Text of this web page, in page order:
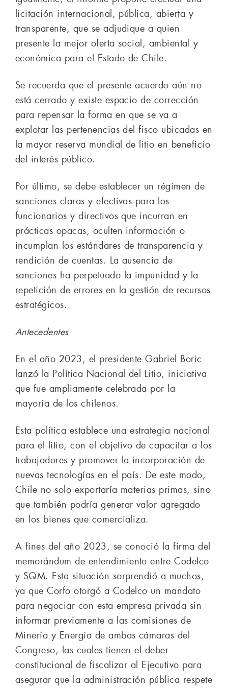
licitación internacional, pública, abierta y
transparente, que se adjudique a quien
presente la mejor oferta social, ambiental y
económica para el Estado de Chile.
Se recuerda que el presente acuerdo aún no
está cerrado y existe espacio de corrección
para repensar la forma en que se va a
explotar las pertenencias del fisco ubicadas en
la mayor reserva mundial de litio en beneficio
del interés público.
Por último, se debe establecer un régimen de
sanciones claras y efectivas para los
funcionarios y directivos que incurran en
prácticas opacas, oculten información o
incumplan los estándares de transparencia y
rendición de cuentas. La ausencia de
sanciones ha perpetuado la impunidad y la
repetición de errores en la gestión de recursos
estratégicos.
Antecedentes
En el año 2023, el presidente Gabriel Boric
lanzó la Política Nacional del Litio, iniciativa
que fue ampliamente celebrada por la
mayoría de los chilenos.
Esta política establece una estrategia nacional
para el litio, con el objetivo de capacitar a los
trabajadores y promover la incorporación de
nuevas tecnologías en el país. De este modo,
Chile no solo exportaría materias primas, sino
que también podría generar valor agregado
en los bienes que comercializa.
A fines del año 2023, se conoció la firma del
memorándum de entendimiento entre Codelco
y SQM. Esta situación sorprendió a muchos,
ya que Corfo otorgó a Codelco un mandato
para negociar con esta empresa privada sin
informar previamente a las comisiones de
Minería y Energía de ambas cámaras del
Congreso, las cuales tienen el deber
constitucional de fiscalizar al Ejecutivo para
asegurar que la administración pública respete